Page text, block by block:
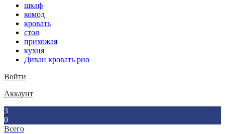
шкаф
комод
кровать
стол
прихожая
кухня
Диван кровать рио
Войти
Аккаунт
3
0
Всего